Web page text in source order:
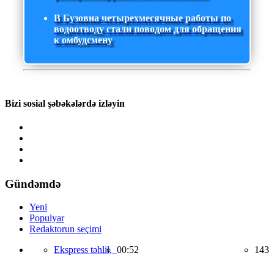
В Бузовна четырехмесячные работы по
водоотводу стали поводом для обращения
к омбудсмену
Bizi sosial şəbəkələrdə izləyin
Gündəmdə
Yeni
Populyar
Redaktorun seçimi
Ekspress təhlil, 00:52 143